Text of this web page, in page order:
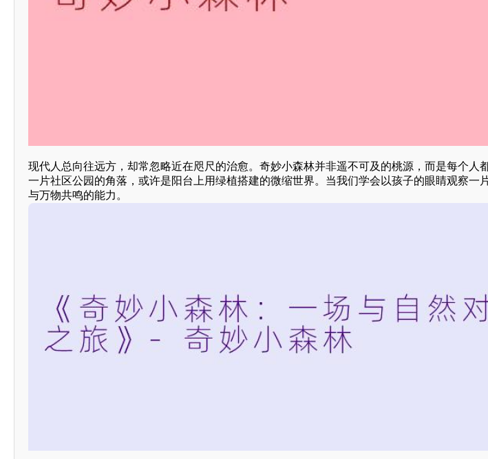
现代人总向往远方，却常忽略近在咫尺的治愈。奇妙小森林并非遥不可及的桃源，而是每个
一片社区公园的角落，或许是阳台上用绿植搭建的微缩世界。当我们学会以孩子的眼睛观察一
与万物共鸣的能力。